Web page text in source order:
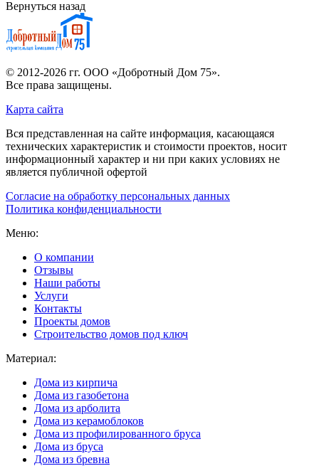
Вернуться назад
© 2012-2026 гг. ООО «Добротный Дом 75».
Все права защищены.
Карта сайта
Вся представленная на сайте информация, касающаяся
технических характеристик и стоимости проектов, носит
информационный характер и ни при каких условиях не
является публичной офертой
Согласие на обработку персональных данных
Политика конфиденциальности
Меню:
О компании
Отзывы
Наши работы
Услуги
Контакты
Проекты домов
Строительство домов под ключ
Материал:
Дома из кирпича
Дома из газобетона
Дома из арболита
Дома из керамоблоков
Дома из профилированного бруса
Дома из бруса
Дома из бревна